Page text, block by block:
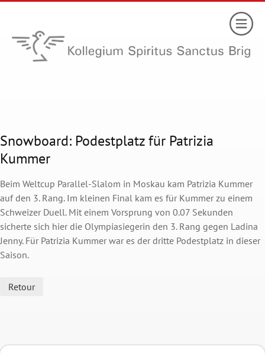
Snowboard: Podestplatz für Patrizia
Kummer
Beim Weltcup Parallel-Slalom in Moskau kam Patrizia Kummer
auf den 3. Rang. Im kleinen Final kam es für Kummer zu einem
Schweizer Duell. Mit einem Vorsprung von 0.07 Sekunden
sicherte sich hier die Olympiasiegerin den 3. Rang gegen Ladina
Jenny. Für Patrizia Kummer war es der dritte Podestplatz in dieser
Saison.
Retour